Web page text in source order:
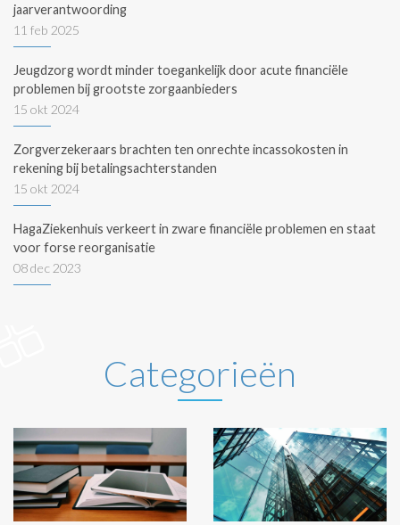
jaarverantwoording
11 feb 2025
Jeugdzorg wordt minder toegankelijk door acute financiële
problemen bij grootste zorgaanbieders
15 okt 2024
Zorgverzekeraars brachten ten onrechte incassokosten in
rekening bij betalingsachterstanden
15 okt 2024
HagaZiekenhuis verkeert in zware financiële problemen en staat
voor forse reorganisatie
08 dec 2023
Categorieën